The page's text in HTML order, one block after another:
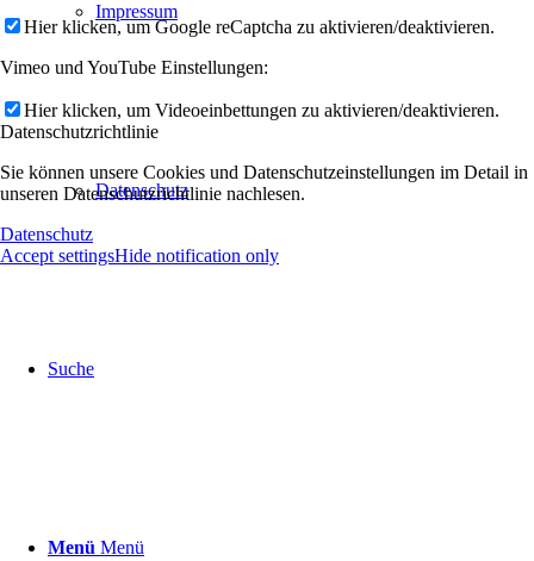
Impressum
Datenschutz
Suche
Menü Menü
Hier klicken, um Google reCaptcha zu aktivieren/deaktivieren.
Vimeo und YouTube Einstellungen:
Hier klicken, um Videoeinbettungen zu aktivieren/deaktivieren.
Datenschutzrichtlinie
Sie können unsere Cookies und Datenschutzeinstellungen im Detail in
unseren Datenschutzrichtlinie nachlesen.
Datenschutz
Accept settingsHide notification only